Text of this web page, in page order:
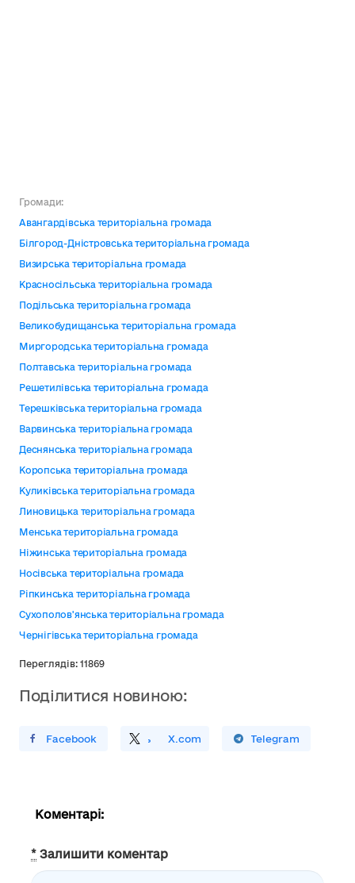
Громади:
Авангардівська територіальна громада
Білгород-Дністровська територіальна громада
Визирська територіальна громада
Красносільська територіальна громада
Подільська територіальна громада
Великобудищанська територіальна громада
Миргородська територіальна громада
Полтавська територіальна громада
Решетилівська територіальна громада
Терешківська територіальна громада
Варвинська територіальна громада
Деснянська територіальна громада
Коропська територіальна громада
Куликівська територіальна громада
Линовицька територіальна громада
Менська територіальна громада
Ніжинська територіальна громада
Носівська територіальна громада
Ріпкинська територіальна громада
Сухополов'янська територіальна громада
Чернігівська територіальна громада
Переглядів: 11869
Поділитися новиною:
У FacebookПоділитись X.com
Поширити У Telegram
Коментарі:
* Залишити коментар